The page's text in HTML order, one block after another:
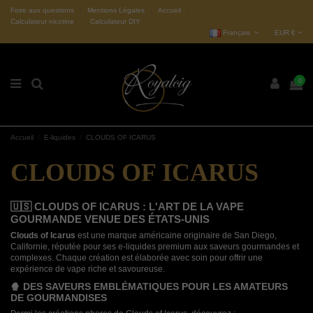
Foire aux questions Mentions Légales
Accueil
Calculateur nicotine
Calculateur DIY
Français
EUR €
0
Accueil E-liquides CLOUDS OF ICARUS
CLOUDS OF ICARUS
🇺🇸 CLOUDS OF ICARUS : L'ART DE LA VAPE
GOURMANDE VENUE DES ÉTATS-UNIS
Clouds of Icarus est une marque américaine originaire de San Diego,
Californie, réputée pour ses e-liquides premium aux saveurs gourmandes et
complexes. Chaque création est élaborée avec soin pour offrir une
expérience de vape riche et savoureuse.
🍿 DES SAVEURS EMBLÉMATIQUES POUR LES AMATEURS
DE GOURMANDISES